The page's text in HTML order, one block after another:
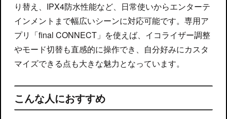
り替え、IPX4防水性能など、日常使いからエンターテ
インメントまで幅広いシーンに対応可能です。専用ア
プリ「final CONNECT」を使えば、イコライザー調整
やモード切替も直感的に操作でき、自分好みにカスタ
マイズできる点も大きな魅力となっています。
こんな人におすすめ